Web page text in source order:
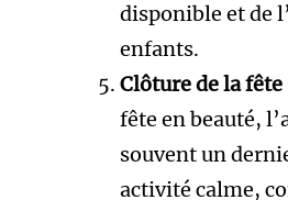
disponible et de
enfants.
Clôture de la fête
fête en beauté,
souvent un
activité calme,